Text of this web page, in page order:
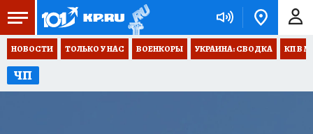
НОВОСТИ ТОЛЬКО У НАС ВОЕНКОРЫ УКРАИНА: СВОДКА КП В
ЧП